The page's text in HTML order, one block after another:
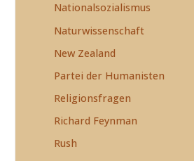
Nationalsozialismus
Naturwissenschaft
New Zealand
Partei der Humanisten
Religionsfragen
Richard Feynman
Rush